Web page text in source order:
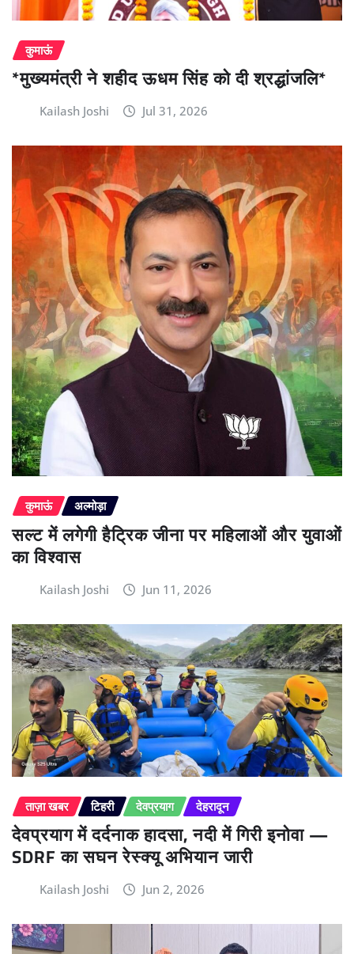
कुमाऊं
*मुख्यमंत्री ने शहीद ऊधम सिंह को दी श्रद्धांजलि*
Kailash Joshi Jul 31, 2026
कुमाऊं अल्मोड़ा
सल्ट में लगेगी हैट्रिक जीना पर महिलाओं और युवाओं
का विश्वास
Kailash Joshi Jun 11, 2026
ताज़ा खबर टिहरी देवप्रयाग देहरादून
देवप्रयाग में दर्दनाक हादसा, नदी में गिरी इनोवा —
SDRF का सघन रेस्क्यू अभियान जारी
Kailash Joshi Jun 2, 2026